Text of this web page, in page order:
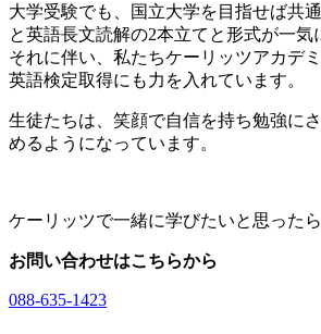
大学受験でも、国立大学を目指せば共
と英語長文読解の2本立てと形式が一気
それに伴い、私たちケーリッツアカデ
英語検定取得にも力を入れています。
生徒たちは、笑顔で自信を持ち勉強に
めるようになっています。
ケーリッツで一緒に学びたいと思った
お問い合わせはこちらから
088-635-1423